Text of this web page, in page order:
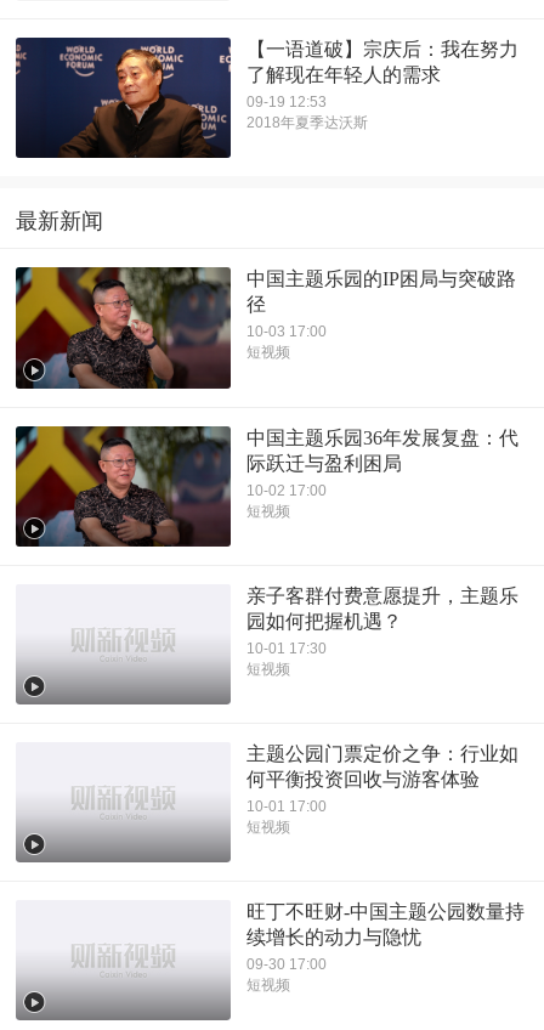
【一语道破】宗庆后：我在努力
了解现在年轻人的需求
09-19 12:53
2018年夏季达沃斯
最新新闻
中国主题乐园的IP困局与突破路
径
10-03 17:00
短视频
中国主题乐园36年发展复盘：代
际跃迁与盈利困局
10-02 17:00
短视频
亲子客群付费意愿提升，主题乐
园如何把握机遇？
10-01 17:30
短视频
主题公园门票定价之争：行业如
何平衡投资回收与游客体验
10-01 17:00
短视频
旺丁不旺财-中国主题公园数量持
续增长的动力与隐忧
09-30 17:00
短视频